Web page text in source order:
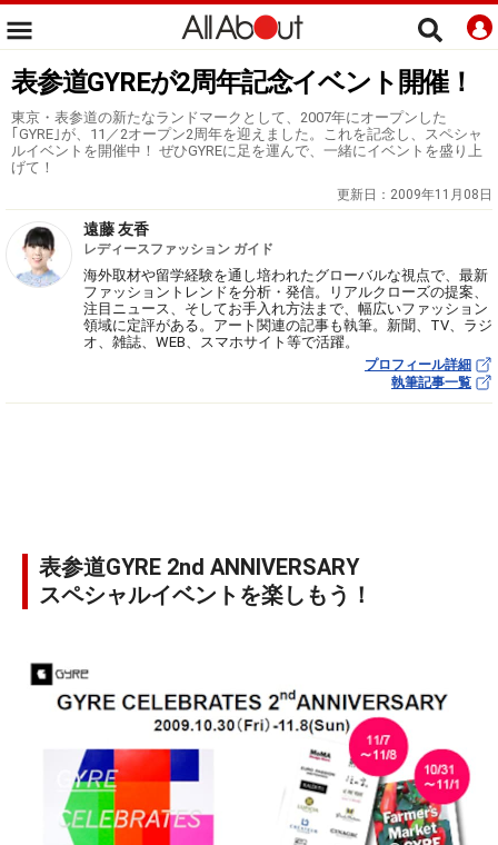
表参道GYREが2周年記念イベント開催！
東京・表参道の新たなランドマークとして、2007年にオープンした
｢GYRE｣が、11／2オープン2周年を迎えました。これを記念し、スペシャ
ルイベントを開催中！ ぜひGYREに足を運んで、一緒にイベントを盛り上
げて！
更新日： 2009年11月08日
遠藤 友香
レディースファッション ガイド
海外取材や留学経験を通し培われたグローバルな視点で、最新
ファッショントレンドを分析・発信。リアルクローズの提案、
注目ニュース、そしてお手入れ方法まで、幅広いファッション
領域に定評がある。アート関連の記事も執筆。新聞、TV、ラジ
オ、雑誌、WEB、スマホサイト等で活躍。
プロフィール詳細
執筆記事一覧
表参道GYRE 2nd ANNIVERSARY
スペシャルイベントを楽しもう！